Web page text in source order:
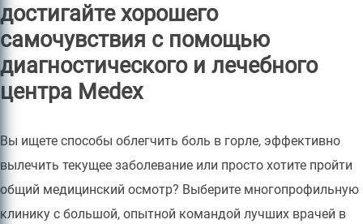
достигайте хорошего
самочувствия с помощью
диагностического и лечебного
центра Medex
Вы ищете способы облегчить боль в горле, эффективно
вылечить текущее заболевание или просто хотите пройти
общий медицинский осмотр? Выберите многопрофильную
клинику с большой, опытной командой лучших врачей в